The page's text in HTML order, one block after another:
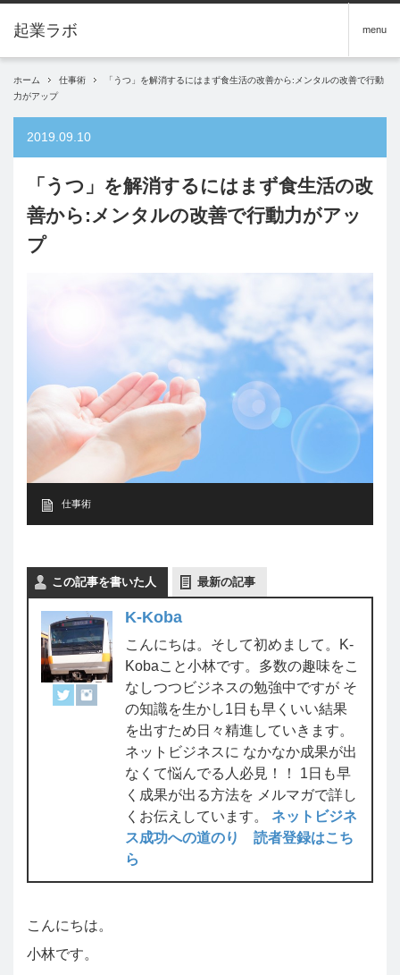
menu
ホーム 仕事術
「うつ」を解消するにはまず食生活の改善から:メンタルの改善で行動
力がアップ
2019.09.10
「うつ」を解消するにはまず食生活の改
善から:メンタルの改善で行動力がアッ
プ
仕事術
この記事を書いた人 最新の記事
K-Koba
こんにちは。そして初めまして。K-
Kobaこと小林です。多数の趣味をこ
なしつつビジネスの勉強中ですが そ
の知識を生かし1日も早くいい結果
を出すため日々精進していきます。
ネットビジネスに なかなか成果が出
なくて悩んでる人必見！！ 1日も早
く成果が出る方法を メルマガで詳し
くお伝えしています。 ネットビジネ
ス成功への道のり 読者登録はこち
ら
こんにちは。
小林です。